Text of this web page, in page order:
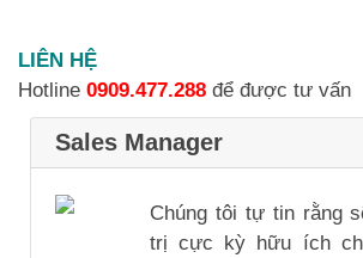
LIÊN HỆ
Hotline 0909.477.288 để được tư vấn
Sales Manager
Chúng tôi tự tin rằng
trị cực kỳ hữu ích